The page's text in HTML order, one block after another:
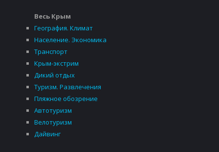
Весь Крым
География. Климат
Население. Экономика
Транспорт
Крым-экстрим
Дикий отдых
Туризм. Развлечения
Пляжное обозрение
Автотуризм
Велотуризм
Дайвинг